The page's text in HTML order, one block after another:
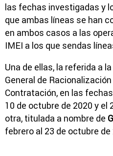
las fechas investigadas y
que ambas líneas se han
en ambos casos a las
IMEI a los que sendas
Una de ellas, la referida a
General de
Contratación, en las
10 de octubre de 2020 y el
otra, titulada a nombre de
febrero al 23 de octubre de